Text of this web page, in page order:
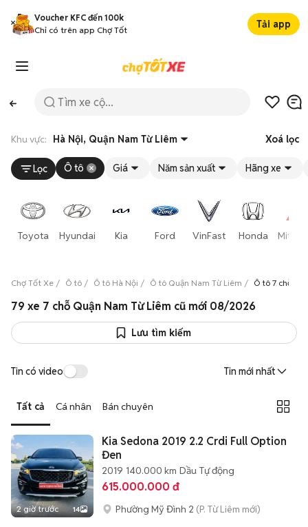
Voucher KFC đến 100k
Chỉ có trên app Chợ Tốt
Tải app
Khu vực: Hà Nội, Quận Nam Từ Liêm Xoá lọc
Lọc Ô tô Giá Năm sản xuất Hãng xe
Toyota Hyundai Kia Ford VinFast Honda
Chợ Tốt Xe Ô tô Ô tô Hà Nội Ô tô Quận Nam Từ Liêm Ô tô 7 chỗ
79 xe 7 chỗ Quận Nam Từ Liêm cũ mới 08/2026
Lưu tìm kiếm
Tin có video Tin mới nhất
Tất cả Cá nhân Bán chuyên
2 giờ trước 14
Kia Sedona 2019 2.2 Crdi Full Option
Đen
2019 140.000 km Dầu Tự động
615.000.000 đ
Phường Mỹ Đình 2 (P. Từ Liêm mới)